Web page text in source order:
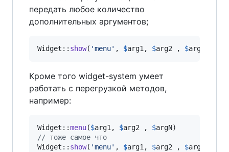
передать любое количество
дополнительных аргументов;
Widget:: show( 'menu' , $arg1 , $arg2 , $argN
Кроме того widget-system умеет
работать с перегрузкой методов,
например:
Widget::menu($arg1 , $arg2 , $argN
// тоже самое что
Widget:: show( 'menu' , $arg1 , $arg2 , $argN